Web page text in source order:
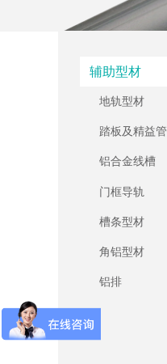
辅助型材
地轨型材
踏板及精益管
铝合金线槽
门框导轨
槽条型材
角铝型材
铝排